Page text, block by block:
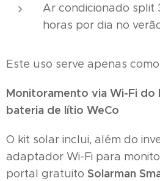
Ar condicionado split
horas por dia no
Este uso serve apenas
Monitoramento via Wi-Fi do
bateria de lítio WeCo
O kit solar inclui, além do
adaptador Wi-Fi para
portal gratuito Solarman